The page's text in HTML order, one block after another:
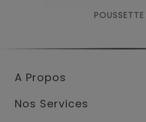
POUSSETTE
A Propos
Nos Services